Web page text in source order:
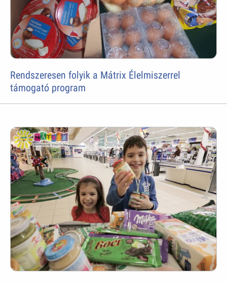
Rendszeresen folyik a Mátrix Élelmiszerrel
támogató program